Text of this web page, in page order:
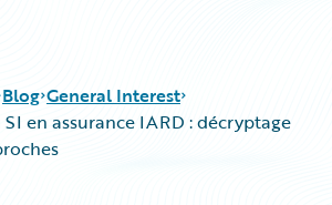
Blog General Interest
en assurance IARD : décryptage